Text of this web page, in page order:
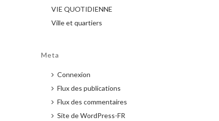
VIE QUOTIDIENNE
Ville et quartiers
Meta
Connexion
Flux des publications
Flux des commentaires
Site de WordPress-FR